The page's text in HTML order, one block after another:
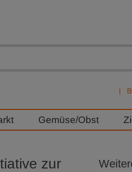
Gemüse/Obst
zur